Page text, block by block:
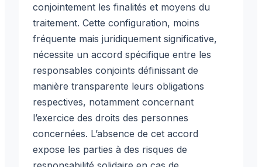
conjointement les finalités et moyens du
traitement. Cette configuration, moins
fréquente mais juridiquement significative,
nécessite un accord spécifique entre les
responsables conjoints définissant de
manière transparente leurs obligations
respectives, notamment concernant
l’exercice des droits des personnes
concernées. L’absence de cet accord
expose les parties à des risques de